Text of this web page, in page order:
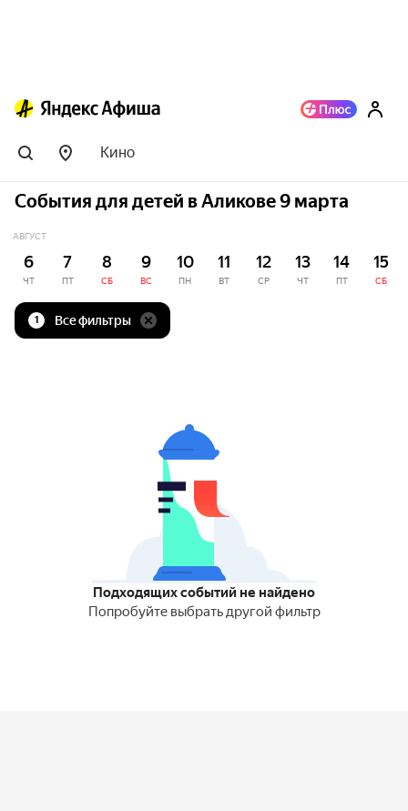
Кино
События для детей в Аликове 9 марта
АВГУСТ
6
ЧТ
7
ПТ
8
СБ
9
ВС
10
ПН
11
ВТ
12
СР
13
ЧТ
14
ПТ
15
СБ
1 Все фильтры
Подходящих событий не найдено
Попробуйте выбрать другой фильтр